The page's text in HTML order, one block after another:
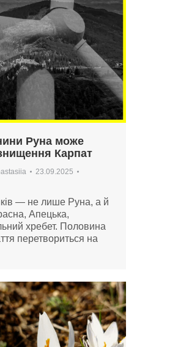
Руна може
Карпат
23.09.2025
— не лише Руна, а й
Апецька,
хребет. Половина
перетвориться на